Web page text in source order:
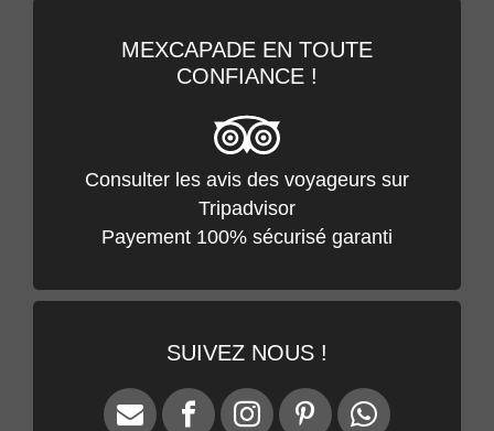
MEXCAPADE EN TOUTE
CONFIANCE !
Consulter les avis des voyageurs sur
Tripadvisor
Payement 100% sécurisé garanti
SUIVEZ NOUS !